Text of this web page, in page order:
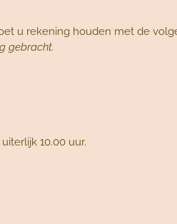
u rekening houden met de
gebracht.
10.00 uur.